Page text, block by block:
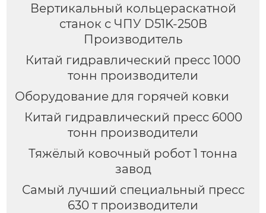
Вертикальный кольцераскатной
станок с ЧПУ D51K-250B
Производитель
Китай гидравлический пресс 1000
тонн производители
Оборудование для горячей ковки
Китай гидравлический пресс 6000
тонн производители
Тяжёлый ковочный робот 1 тонна
завод
Самый лучший специальный пресс
630 т производители